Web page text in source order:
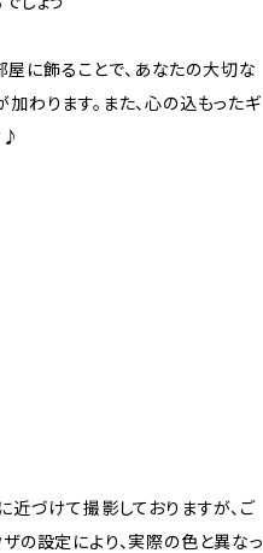
屋に飾ることで、あなたの大切な
わります。また、心の込もったギ
♪
づけて撮影しておりますが、ご
の設定により、実際の色と異なっ